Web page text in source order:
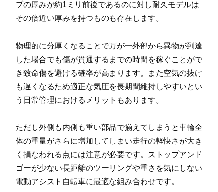
ブの厚みが約1ミリ前後であるのに対し耐久モデルは
その倍近い厚みを持つものも存在します。
物理的に分厚くなることで万が一外部から異物が到達
した場合でも傷が貫通するまでの時間を稼ぐことがで
き致命傷を避ける確率が高まります。また空気の抜け
も遅くなるため適正な気圧を長期間維持しやすいとい
う日常管理におけるメリットもあります。
ただし外側も内側も重い部品で揃えてしまうと車輪全
体の重量がさらに増加してしまい走行の軽快さが大き
く損なわれる点には注意が必要です。ストップアンド
ゴーが少ない長距離のツーリングや重さを気にしない
電動アシスト自転車に最適な組み合わせです。